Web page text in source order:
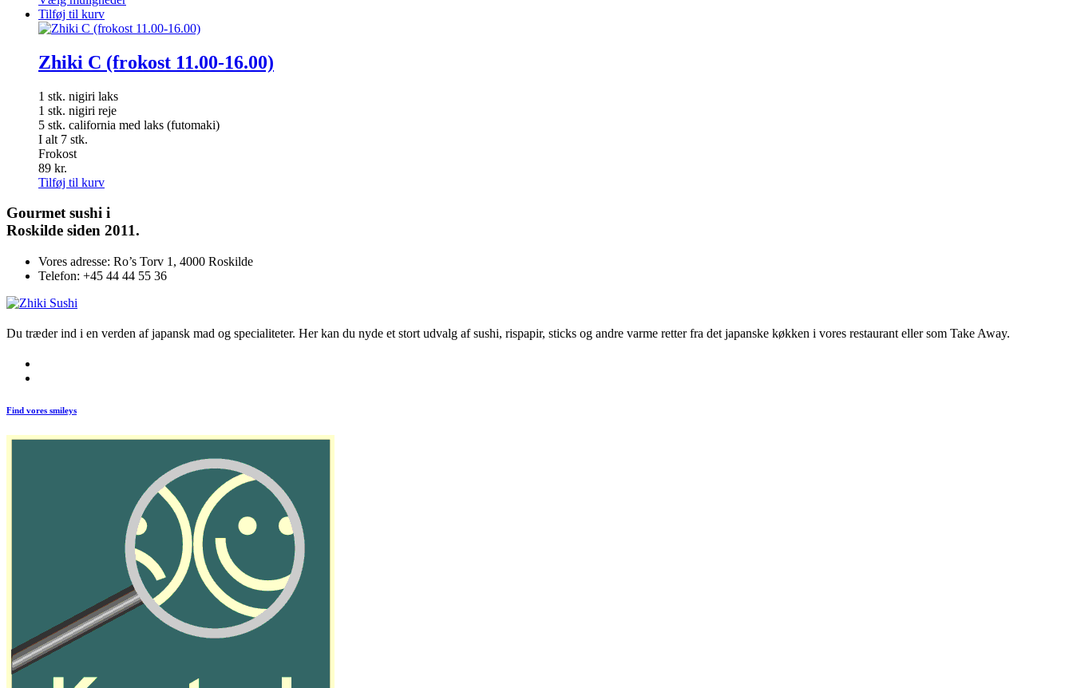
har
varianter.
Mulighederne
varesiden
Tilføj til kurv
Zhiki C (frokost 11.00-16.00)
1 stk. nigiri laks
1 stk. nigiri reje
5 stk. california med laks (futomaki)
I alt 7 stk.
Frokost
89 kr.
Tilføj til kurv
Gourmetsushi i
Roskilde siden 2011.
Vores adresse: Ro’s Torv 1, 4000 Roskilde
Telefon: +45 44 44 55 36
Du træder ind i en verden af japansk mad og specialiteter. Her kan du nyde et stort udvalg af sushi, rispapir, sticks og andre varme retter fra det japanske køkken i vores restaurant eller som Take Away.
Find vores smileys